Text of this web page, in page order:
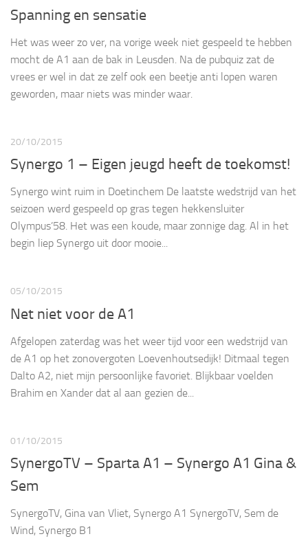
Spanning en sensatie
Het was weer zo ver, na vorige week niet gespeeld te hebben
mocht de A1 aan de bak in Leusden. Na de pubquiz zat de
vrees er wel in dat ze zelf ook een beetje anti lopen waren
geworden, maar niets was minder waar.
20/10/2015
Synergo 1 – Eigen jeugd heeft de toekomst!
Synergo wint ruim in Doetinchem De laatste wedstrijd van het
seizoen werd gespeeld op gras tegen hekkensluiter
Olympus’58. Het was een koude, maar zonnige dag. Al in het
begin liep Synergo uit door mooie...
05/10/2015
Net niet voor de A1
Afgelopen zaterdag was het weer tijd voor een wedstrijd van
de A1 op het zonovergoten Loevenhoutsedijk! Ditmaal tegen
Dalto A2, niet mijn persoonlijke favoriet. Blijkbaar voelden
Brahim en Xander dat al aan gezien de...
01/10/2015
SynergoTV – Sparta A1 – Synergo A1 Gina &
Sem
SynergoTV, Gina van Vliet, Synergo A1 SynergoTV, Sem de
Wind, Synergo B1